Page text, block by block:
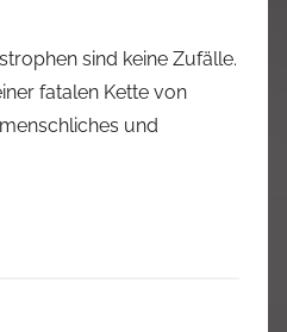
sind keine Zufälle.
fatalen Kette von
und